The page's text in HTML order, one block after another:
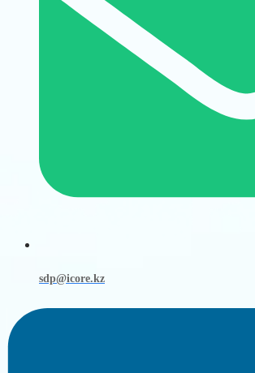
sdp@icore.kz